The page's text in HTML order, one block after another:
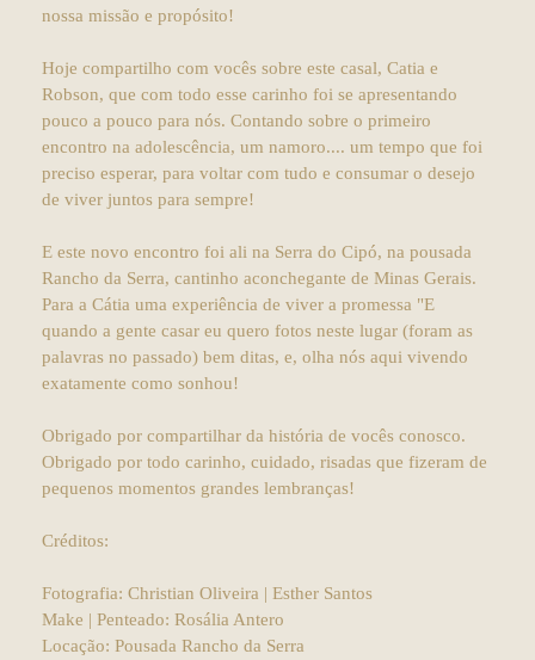
nossa missão e propósito!
Hoje compartilho com vocês sobre este casal, Catia e
Robson, que com todo esse carinho foi se apresentando
pouco a pouco para nós. Contando sobre o primeiro
encontro na adolescência, um namoro.... um tempo que foi
preciso esperar, para voltar com tudo e consumar o desejo
de viver juntos para sempre!
E este novo encontro foi ali na Serra do Cipó, na pousada
Rancho da Serra, cantinho aconchegante de Minas Gerais.
Para a Cátia uma experiência de viver a promessa "E
quando a gente casar eu quero fotos neste lugar (foram as
palavras no passado) bem ditas, e, olha nós aqui vivendo
exatamente como sonhou!
Obrigado por compartilhar da história de vocês conosco.
Obrigado por todo carinho, cuidado, risadas que fizeram de
pequenos momentos grandes lembranças!
Créditos:
Fotografia: Christian Oliveira | Esther Santos
Make | Penteado: Rosália Antero
Locação: Pousada Rancho da Serra